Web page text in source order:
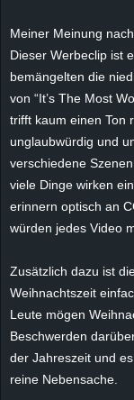
Meiner Meinung
Dieser Werbeclip ist
bemängelten die
von “It’s The Most
trifft kaum einen Ton
unglaubwürdig und
verschiedene
viele Dinge wirken
erinnern optisch an
würden jedes Video
Zusätzlich dazu ist
Weihnachtszeit
Leute mögen
Beschwerden
der Jahreszeit und
reine Nebensache.